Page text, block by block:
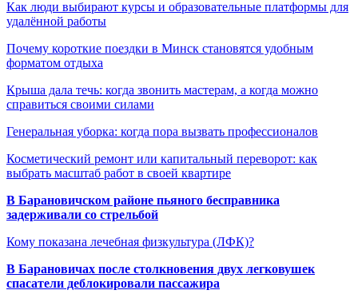
Как люди выбирают курсы и образовательные платформы для
удалённой работы
Почему короткие поездки в Минск становятся удобным
форматом отдыха
Крыша дала течь: когда звонить мастерам, а когда можно
справиться своими силами
Генеральная уборка: когда пора вызвать профессионалов
Косметический ремонт или капитальный переворот: как
выбрать масштаб работ в своей квартире
В Барановичском районе пьяного бесправника
задерживали со стрельбой
Кому показана лечебная физкультура (ЛФК)?
В Барановичах после столкновения двух легковушек
спасатели деблокировали пассажира